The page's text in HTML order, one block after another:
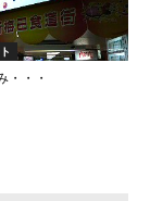
・・・